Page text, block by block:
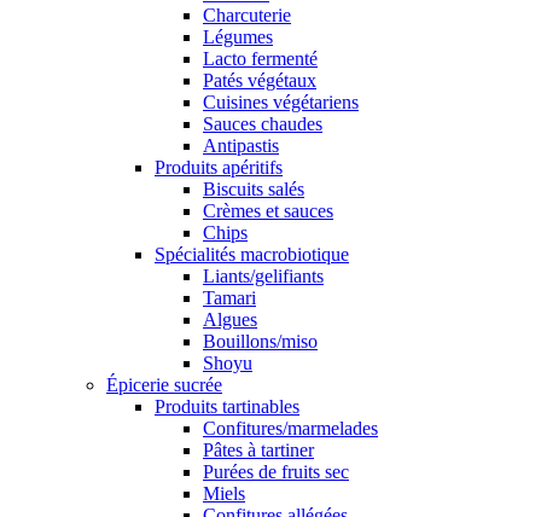
Charcuterie
Légumes
Lacto fermenté
Patés végétaux
Cuisines végétariens
Sauces chaudes
Antipastis
Produits apéritifs
Biscuits salés
Crèmes et sauces
Chips
Spécialités macrobiotique
Liants/gelifiants
Tamari
Algues
Bouillons/miso
Shoyu
Épicerie sucrée
Produits tartinables
Confitures/marmelades
Pâtes à tartiner
Purées de fruits sec
Miels